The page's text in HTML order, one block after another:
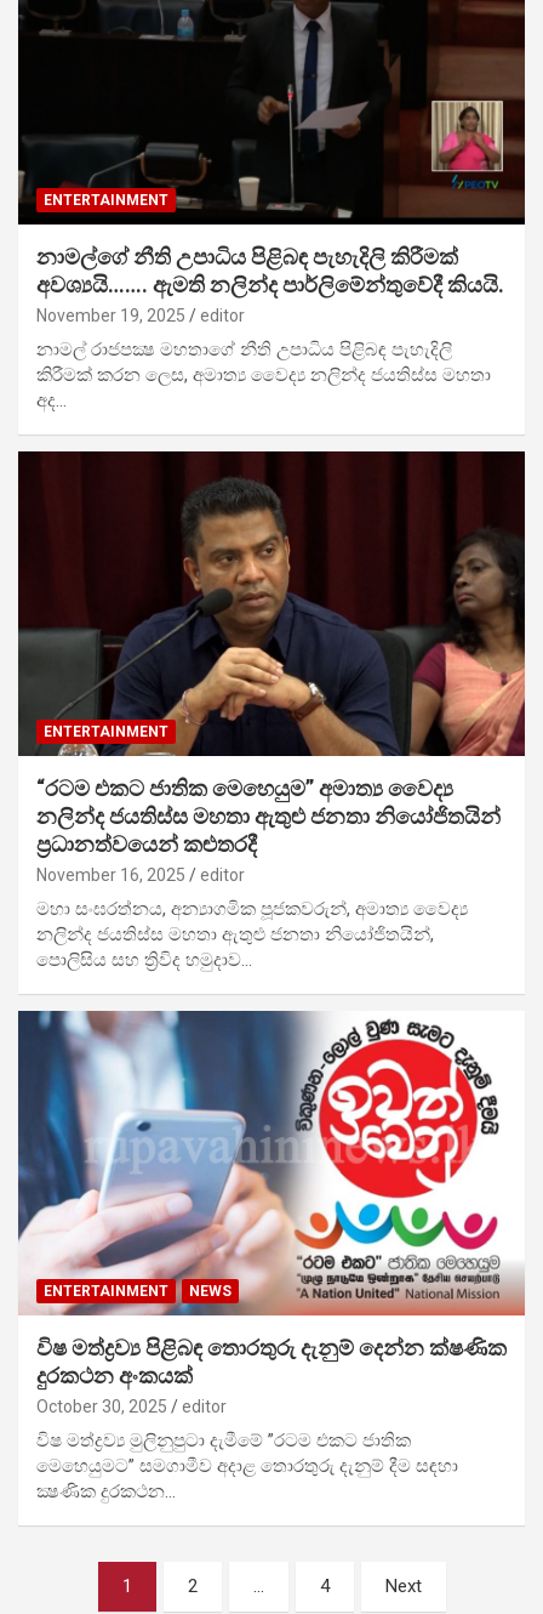
ENTERTAINMENT
නාමල්ගේ නීති උපාධිය පිළිබඳ පැහැදිලි කිරීමක්
අවශ්‍යයි……. ඇමති නලින්ද පාර්ලිමේන්තුවේදී කියයි.
November 19, 2025 editor
නාමල් රාජපක්‍ෂ මහතාගේ නීති උපාධිය පිළිබඳ පැහැදිලි
කිරීමක් කරන ලෙස, අමාත්‍ය වෛද්‍ය නලින්ද ජයතිස්ස මහතා
අද…
ENTERTAINMENT
“රටම එකට ජාතික මෙහෙයුම” අමාත්‍ය වෛද්‍ය
නලින්ද ජයතිස්ස මහතා ඇතුළු ජනතා නියෝජිතයින්
ප්‍රධානත්වයෙන් කළුතරදී
November 16, 2025 editor
මහා සංඝරත්නය, අන්‍යාගමික පූජකවරුන්, අමාත්‍ය වෛද්‍ය
නලින්ද ජයතිස්ස මහතා ඇතුළු ජනතා නියෝජිතයින්,
පොලිසිය සහ ත්‍රිවිද හමුදාව…
ENTERTAINMENT NEWS
විෂ මත්ද්‍රව්‍ය පිළිබඳ තොරතුරු දැනුම් දෙන්න ක්ෂණික
දුරකථන අංකයක්
October 30, 2025 editor
විෂ මත්ද්‍රව්‍ය මුලිනුපුටා දැමීමේ ”රටම එකට ජාතික
මෙහෙයුමට” සමගාමීව අදාළ තොරතුරු දැනුම් දීම සඳහා
ක්‍ෂණික දුරකථන…
1 2 … 4 Next